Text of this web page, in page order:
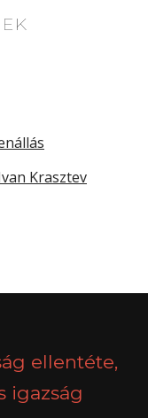
Krasztev
ellentéte,
igazság